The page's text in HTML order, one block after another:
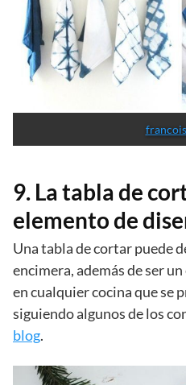
9. La tabla de
elemento de
Una tabla de cortar puede
encimera, además de ser
en cualquier cocina que se
siguiendo algunos de los
blog.